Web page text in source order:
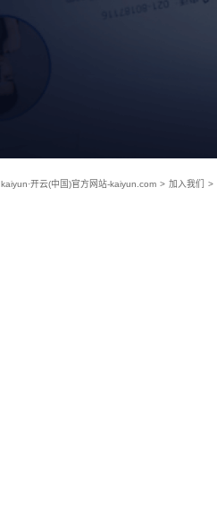
kaiyun·开云(中国)官方网站-kaiyun.com > 加入我们 >